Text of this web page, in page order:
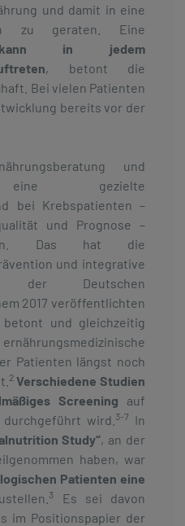
und damit in eine
zu geraten. Eine
kann in jedem
, betont die
Bei vielen Patienten
bereits vor der
und
eine gezielte
bei Krebspatienten –
und Prognose –
Das hat die
und integrative
der Deutschen
2017 veröffentlichten
und gleichzeitig
Patienten längst noch
2 Verschiedene Studien
Screening auf
durchgeführt wird. 3-7 In
Study“, an der
haben, war
Patienten eine
3
Es sei davon
im Positionspapier der